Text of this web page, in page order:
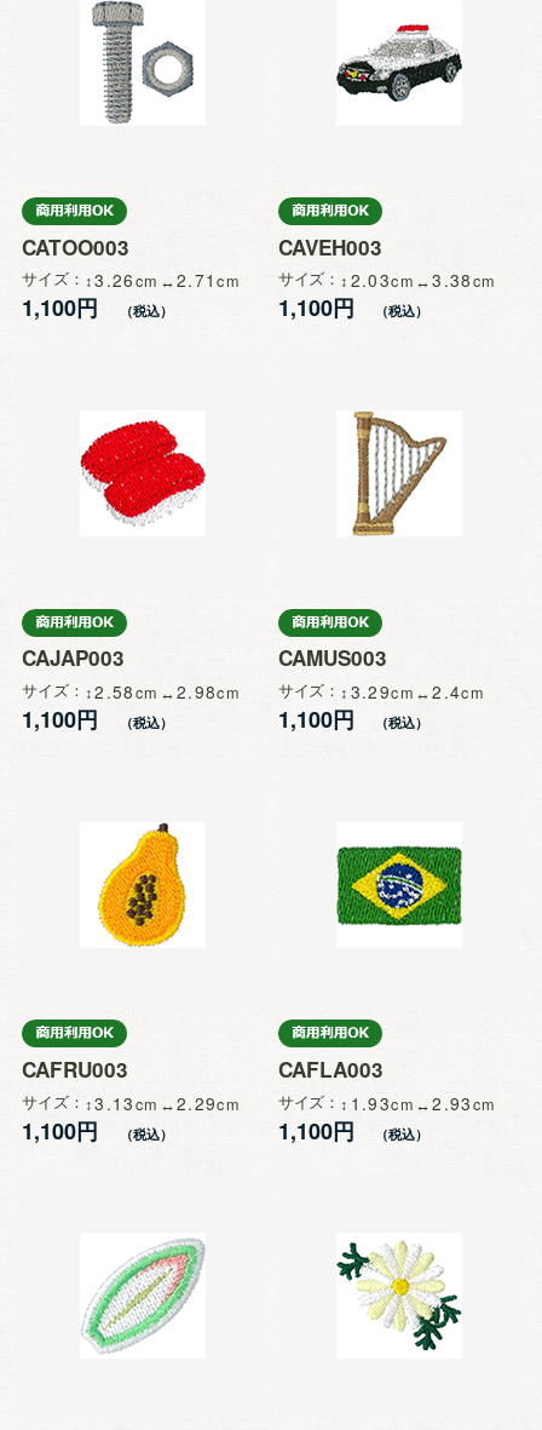
CATOO003
サイズ 3.26 2.71
1,100円
CAVEH003
サイズ 2.03 3.38
1,100円
CAJAP003
サイズ 2.58 2.98
1,100円
CAMUS003
サイズ 3.29 2.4
1,100円
CAFRU003
サイズ 3.13 2.29
1,100円
CAFLA003
サイズ 1.93 2.93
1,100円